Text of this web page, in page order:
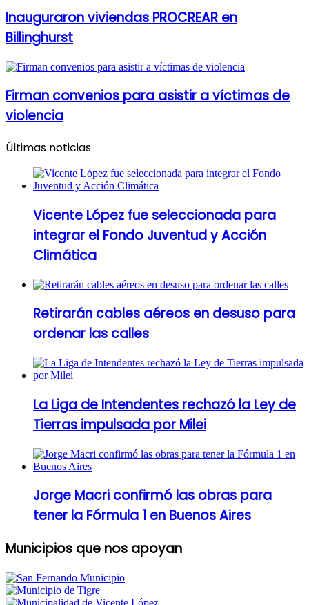
Inauguraron viviendas PROCREAR en
Billinghurst
Firman convenios para asistir a víctimas de
violencia
Últimas noticias
Vicente López fue seleccionada para
integrar el Fondo Juventud y Acción
Climática
Retirarán cables aéreos en desuso para
ordenar las calles
La Liga de Intendentes rechazó la Ley de
Tierras impulsada por Milei
Jorge Macri confirmó las obras para
tener la Fórmula 1 en Buenos Aires
Municipios que nos apoyan